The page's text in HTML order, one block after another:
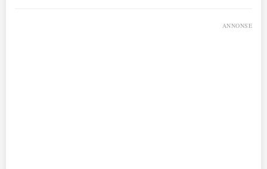
ANNONSE